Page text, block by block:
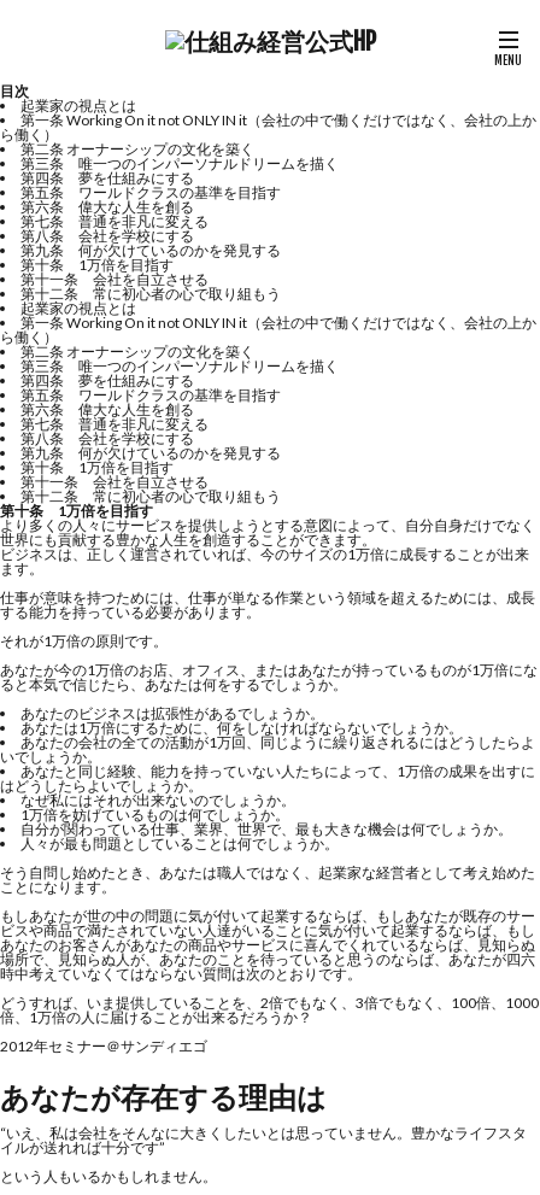
目次
起業家の視点とは
第一条 Working On it not ONLY IN it（会社の中で働くだけではなく、会社の上か
ら働く）
第二条 オーナーシップの文化を築く
第三条 唯一つのインパーソナルドリームを描く
第四条 夢を仕組みにする
第五条 ワールドクラスの基準を目指す
第六条 偉大な人生を創る
第七条 普通を非凡に変える
第八条 会社を学校にする
第九条 何が欠けているのかを発見する
第十条 1万倍を目指す
第十一条 会社を自立させる
第十二条 常に初心者の心で取り組もう
起業家の視点とは
第一条 Working On it not ONLY IN it（会社の中で働くだけではなく、会社の上か
ら働く）
第二条 オーナーシップの文化を築く
第三条 唯一つのインパーソナルドリームを描く
第四条 夢を仕組みにする
第五条 ワールドクラスの基準を目指す
第六条 偉大な人生を創る
第七条 普通を非凡に変える
第八条 会社を学校にする
第九条 何が欠けているのかを発見する
第十条 1万倍を目指す
第十一条 会社を自立させる
第十二条 常に初心者の心で取り組もう
第十条 1万倍を目指す
より多くの人々にサービスを提供しようとする意図によって、自分自身だけでなく
世界にも貢献する豊かな人生を創造することができます。
ビジネスは、正しく運営されていれば、今のサイズの1万倍に成長することが出来
ます。
仕事が意味を持つためには、仕事が単なる作業という領域を超えるためには、成長
する能力を持っている必要があります。
それが1万倍の原則です。
あなたが今の1万倍のお店、オフィス、またはあなたが持っているものが1万倍にな
ると本気で信じたら、あなたは何をするでしょうか。
あなたのビジネスは拡張性があるでしょうか。
あなたは1万倍にするために、何をしなければならないでしょうか。
あなたの会社の全ての活動が1万回、同じように繰り返されるにはどうしたらよ
いでしょうか。
あなたと同じ経験、能力を持っていない人たちによって、1万倍の成果を出すに
はどうしたらよいでしょうか。
なぜ私にはそれが出来ないのでしょうか。
1万倍を妨げているものは何でしょうか。
自分が関わっている仕事、業界、世界で、最も大きな機会は何でしょうか。
人々が最も問題としていることは何でしょうか。
そう自問し始めたとき、あなたは職人ではなく、起業家な経営者として考え始めた
ことになります。
もしあなたが世の中の問題に気が付いて起業するならば、もしあなたが既存のサー
ビスや商品で満たされていない人達がいることに気が付いて起業するならば、もし
あなたのお客さんがあなたの商品やサービスに喜んでくれているならば、見知らぬ
場所で、見知らぬ人が、あなたのことを待っていると思うのならば、あなたが四六
時中考えていなくてはならない質問は次のとおりです。
どうすれば、いま提供していることを、2倍でもなく、3倍でもなく、100倍、1000
倍、1万倍の人に届けることが出来るだろうか？
2012年セミナー＠サンディエゴ
あなたが存在する理由は
“いえ、私は会社をそんなに大きくしたいとは思っていません。豊かなライフスタ
イルが送れれば十分です”
という人もいるかもしれません。